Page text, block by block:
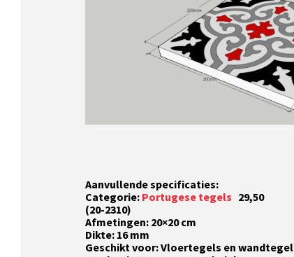
Aanvullende specificaties:
Categorie: Portugese tegels 29,50
(20-2310)
Afmetingen: 20×20 cm
Dikte: 16 mm
Geschikt voor: Vloertegels en wandtegel